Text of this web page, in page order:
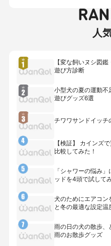
人
【変な飼いヌシ図
遊び方診断
小型犬の夏の運動不
遊びグッズ6選
チワワサンドイッチ
【検証】 カインズ
比較してみた！
「シャワーの悩み
ッドを4頭で試して
犬のためにエアコン
と冬の最適な設定温
雨の日の犬の散歩、
雨のお散歩グッズ